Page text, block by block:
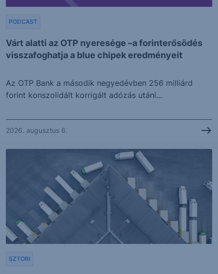
Várt alatti az OTP nyeresége –a forinterősödés
visszafoghatja a blue chipek eredményeit
PODCAST
Az OTP Bank a második negyedévben 256 milliárd
forint konszolidált korrigált adózás utáni...
2026. augusztus 6.
SZTORI